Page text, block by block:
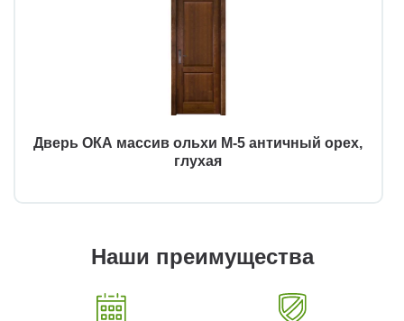
Дверь ОКА массив ольхи М-5 античный орех,
глухая
Наши преимущества